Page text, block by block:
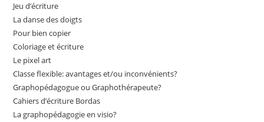
Jeu d’écriture
La danse des doigts
Pour bien copier
Coloriage et écriture
Le pixel art
Classe flexible: avantages et/ou inconvénients?
Graphopédagogue ou Graphothérapeute?
Cahiers d’écriture Bordas
La graphopédagogie en visio?